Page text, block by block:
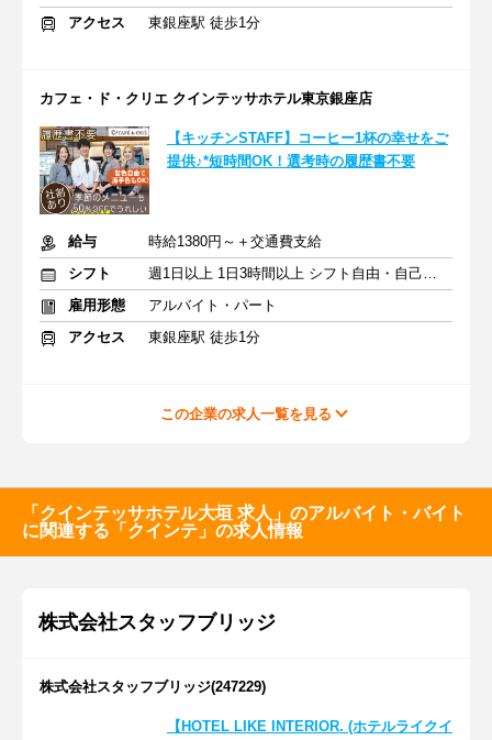
アクセス
東銀座駅 徒歩1分
カフェ・ド・クリエ クインテッサホテル東京銀座店
【キッチンSTAFF】コーヒー1杯の幸せをご
提供♪*短時間OK！選考時の履歴書不要
給与
時給1380円～＋交通費支給
シフト
週1日以上 1日3時間以上 シフト自由・自己申告
雇用形態
アルバイト・パート
アクセス
東銀座駅 徒歩1分
この企業の求人一覧を見る
「クインテッサホテル大垣 求人」のアルバイト・バイト
に関連する「クインテ」の求人情報
株式会社スタッフブリッジ
株式会社スタッフブリッジ(247229)
【HOTEL LIKE INTERIOR. (ホテルライクイ